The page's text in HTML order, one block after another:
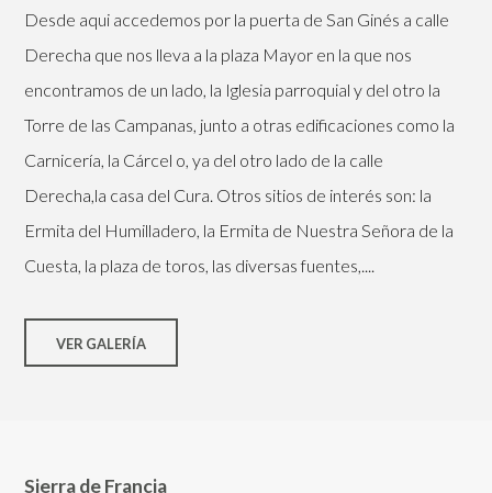
Desde aqui accedemos por la puerta de San Ginés a calle
Derecha que nos lleva a la plaza Mayor en la que nos
encontramos de un lado, la Iglesia parroquial y del otro la
Torre de las Campanas, junto a otras edificaciones como la
Carnicería, la Cárcel o, ya del otro lado de la calle
Derecha,la casa del Cura. Otros sitios de interés son: la
Ermita del Humilladero, la Ermita de Nuestra Señora de la
Cuesta, la plaza de toros, las diversas fuentes,....
VER GALERÍA
Sierra de Francia